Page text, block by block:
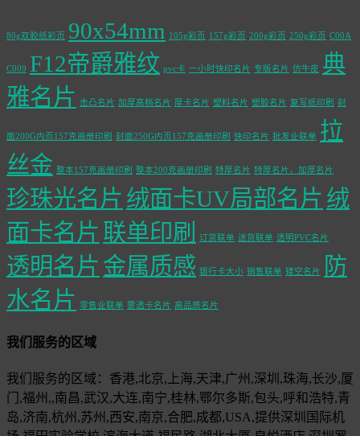
80g双胶纸彩页 90x54mm 105g彩页 157g彩页 200g彩页 250g彩页 C00A
C009 F12帝爵雅纹 pvc卡 一小时快印名片 专版名片 仿牛皮 典
雅名片 击凸名片 加厚高档名片 厚卡名片 塑料名片 塑胶名片 复写纸印刷 封
面200G内页157克画册印刷 封面250G内页157克画册印刷 快印名片 批发业联单 拉
丝金 整本157克画册印刷 整本200克画册印刷 特厚名片 特厚名片，加厚名片
珍珠光名片 绒面卡UV局部名片 绒
面卡名片 联单印刷 订货联单 送货联单 透明PVC名片
透明名片 金属质感 银行卡大小 销售联单 镂空名片
防
水名片 零售业联单 雾透卡名片 高品质名片
我们服务的区域
我们服务的区域：香港,北京,上海,天津,广州,深圳,珠海,长沙,厦
门,福州,,南昌,武汉,大连,南宁,桂林,鄂尔多斯,包头,呼和浩特,青
岛,济南,杭州,苏州,西安,南京,合肥,成都,USA,提供深圳国际机